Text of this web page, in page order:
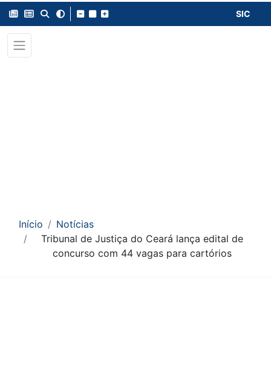
SIC
Início
Notícias
Tribunal de Justiça do Ceará lança edital de
concurso com 44 vagas para cartórios